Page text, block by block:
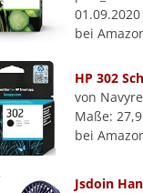
01.09.2020
bei
HP 302
von
Maße:
bei
Jsdoin